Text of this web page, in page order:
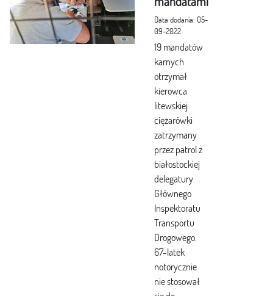
Data dodania: 05-
09-2022
19 mandatów
karnych
otrzymał
kierowca
litewskiej
ciężarówki
zatrzymany
przez patrol z
białostockiej
delegatury
Głównego
Inspektoratu
Transportu
Drogowego.
67-latek
notorycznie
nie stosował